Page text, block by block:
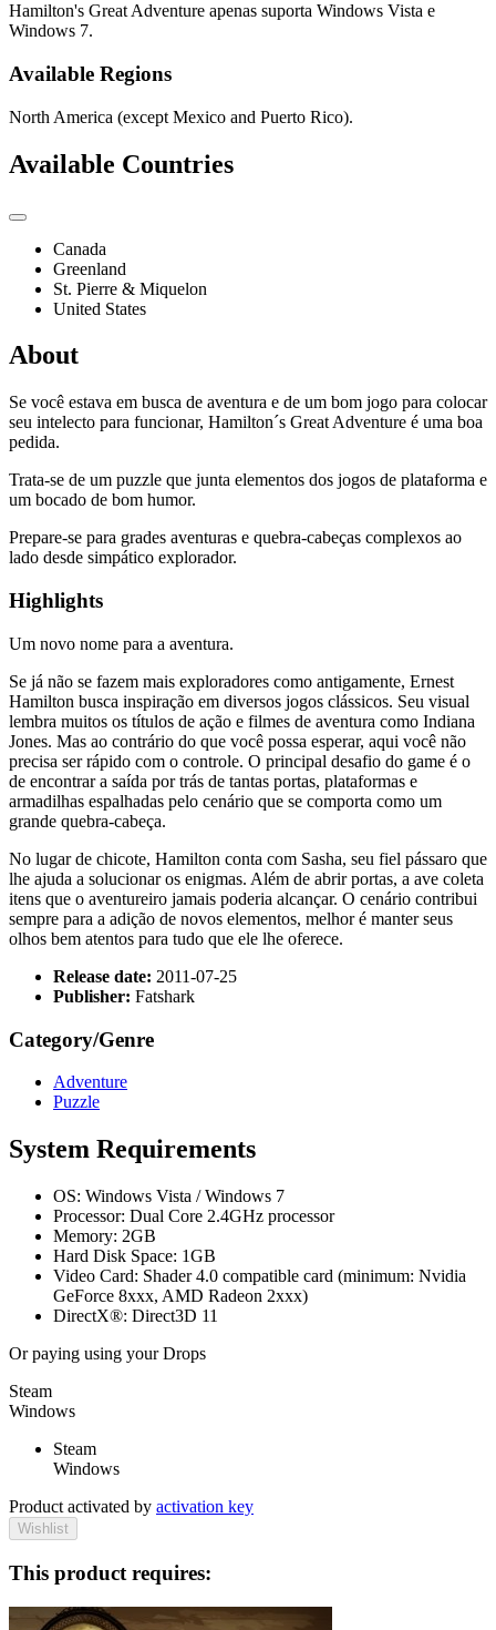
Hamilton's Great Adventure apenas suporta Windows Vista e
Windows 7.
Available Regions
North America (except Mexico and Puerto Rico).
Available Countries
Canada
Greenland
St. Pierre & Miquelon
United States
About
Se você estava em busca de aventura e de um bom jogo para colocar
seu intelecto para funcionar, Hamilton´s Great Adventure é uma boa
pedida.
Trata-se de um puzzle que junta elementos dos jogos de plataforma e
um bocado de bom humor.
Prepare-se para grades aventuras e quebra-cabeças complexos ao
lado desde simpático explorador.
Highlights
Um novo nome para a aventura.
Se já não se fazem mais exploradores como antigamente, Ernest
Hamilton busca inspiração em diversos jogos clássicos. Seu visual
lembra muitos os títulos de ação e filmes de aventura como Indiana
Jones. Mas ao contrário do que você possa esperar, aqui você não
precisa ser rápido com o controle. O principal desafio do game é o
de encontrar a saída por trás de tantas portas, plataformas e
armadilhas espalhadas pelo cenário que se comporta como um
grande quebra-cabeça.
No lugar de chicote, Hamilton conta com Sasha, seu fiel pássaro que
lhe ajuda a solucionar os enigmas. Além de abrir portas, a ave coleta
itens que o aventureiro jamais poderia alcançar. O cenário contribui
sempre para a adição de novos elementos, melhor é manter seus
olhos bem atentos para tudo que ele lhe oferece.
Release date: 2011-07-25
Publisher: Fatshark
Category/Genre
Adventure
Puzzle
System Requirements
OS: Windows Vista / Windows 7
Processor: Dual Core 2.4GHz processor
Memory: 2GB
Hard Disk Space: 1GB
Video Card: Shader 4.0 compatible card (minimum: Nvidia
GeForce 8xxx, AMD Radeon 2xxx)
DirectX®: Direct3D 11
Or paying using your Drops
Steam
Windows
Steam
Windows
Product activated by activation key
Wishlist
This product requires: